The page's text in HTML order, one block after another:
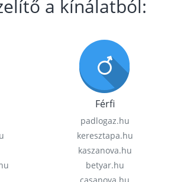
a kínálatból:
Férfi
padlogaz.hu
keresztapa.hu
kaszanova.hu
betyar.hu